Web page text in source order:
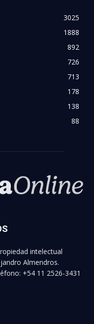
3025
1888
892
726
713
178
138
88
intelectual
Almendros.
+54 11 2526-3431